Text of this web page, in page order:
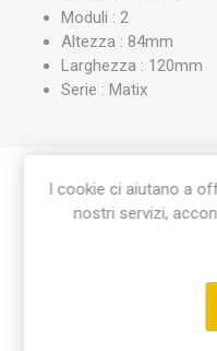
Moduli : 2
Altezza : 84mm
Larghezza : 120mm
Serie : Matix
I cookie ci aiutano a
nostri servizi,